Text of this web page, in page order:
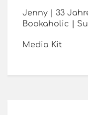
Jenny | 33
Bookaholic |
Media Kit